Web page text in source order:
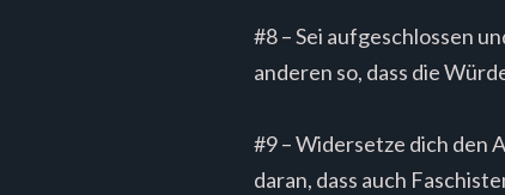
#8 – Sei aufgeschlossen
anderen so, dass die
#9 – Widersetze dich den
daran, dass auch